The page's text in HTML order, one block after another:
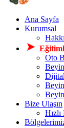
Ana Sayfa
Kurumsal
Oto
Bize Ulaşın